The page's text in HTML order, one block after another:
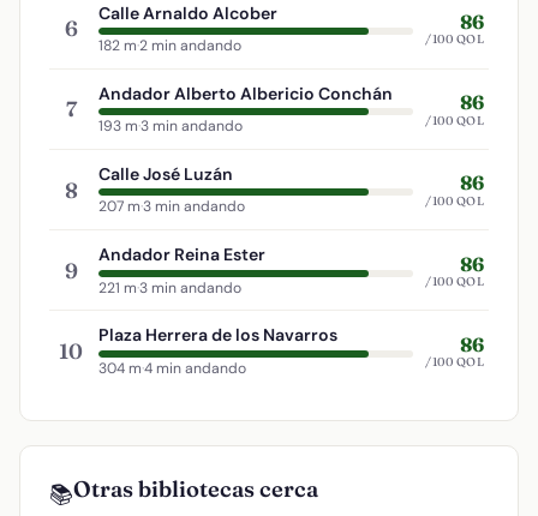
6
Calle Arnaldo Alcober
182 m·2 min andando
86
/100 QOL
7
Andador Alberto Albericio Conchán
193 m·3 min andando
86
/100 QOL
8
Calle José Luzán
207 m·3 min andando
86
/100 QOL
9
Andador Reina Ester
221 m·3 min andando
86
/100 QOL
10
Plaza Herrera de los Navarros
304 m·4 min andando
86
/100 QOL
📚Otras bibliotecas cerca